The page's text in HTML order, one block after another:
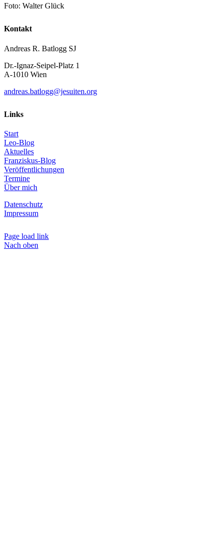
Foto: Walter Glück
Kontakt
Andreas R. Batlogg SJ
Dr.-Ignaz-Seipel-Platz 1
A-1010 Wien
andreas.batlogg@jesuiten.org
Links
Start
Leo-Blog
Aktuelles
Franziskus-Blog
Veröffentlichungen
Termine
Über mich
Datenschutz
Impressum
Page load link
Nach oben